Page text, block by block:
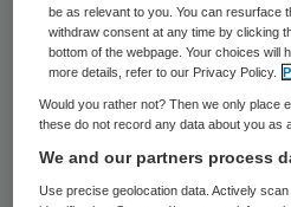
terugkerende infecties
difficile. Hun darmflora
verdunde ontlasting
donor krijgen, kunnen ze
ingreep gebeurt een
Nederland.
be as relevant to you. You can resurface
withdraw consent at any time by clicking
bottom of the webpage. Your choices will
more details, refer to our Privacy Policy.
Would you rather not? Then we only place
these do not record any data about you as
We and our partners process
Use precise geolocation data. Actively